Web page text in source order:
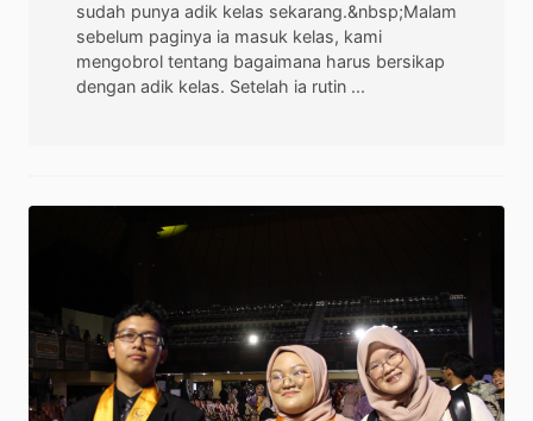
sudah punya adik kelas sekarang.&nbsp;Malam
sebelum paginya ia masuk kelas, kami
mengobrol tentang bagaimana harus bersikap
dengan adik kelas. Setelah ia rutin ...